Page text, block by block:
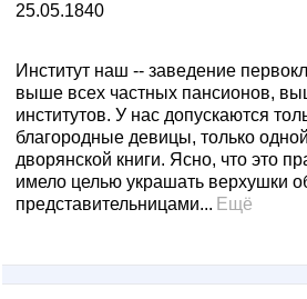
25.05.1840
Институт наш -- заведение
выше всех частных пансионов,
институтов. У нас допускаются
благородные девицы, только
дворянской книги. Ясно, что это
имело целью украшать верхушки
представительницами... Ещё